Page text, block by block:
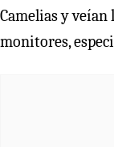
Camelias y
monitores,